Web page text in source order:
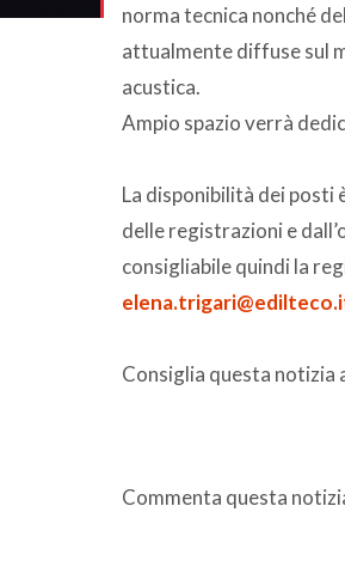
norma tecnica nonché
attualmente diffuse sul
acustica.
Ampio spazio verrà
La disponibilità dei posti
delle registrazioni e
consigliabile quindi la
Consiglia questa notizia
Commenta questa